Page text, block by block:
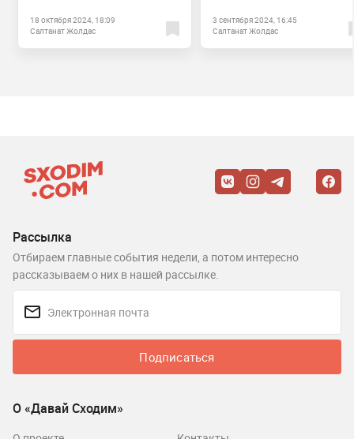
18 октября 2024, 18:09
Салтанат Жолдас
3 сентября 2024, 16:45
Салтанат Жолдас
Рассылка
Отбираем главные события недели, а потом интересно
рассказываем о них в нашей рассылке.
Подписаться
О «Давай Сходим»